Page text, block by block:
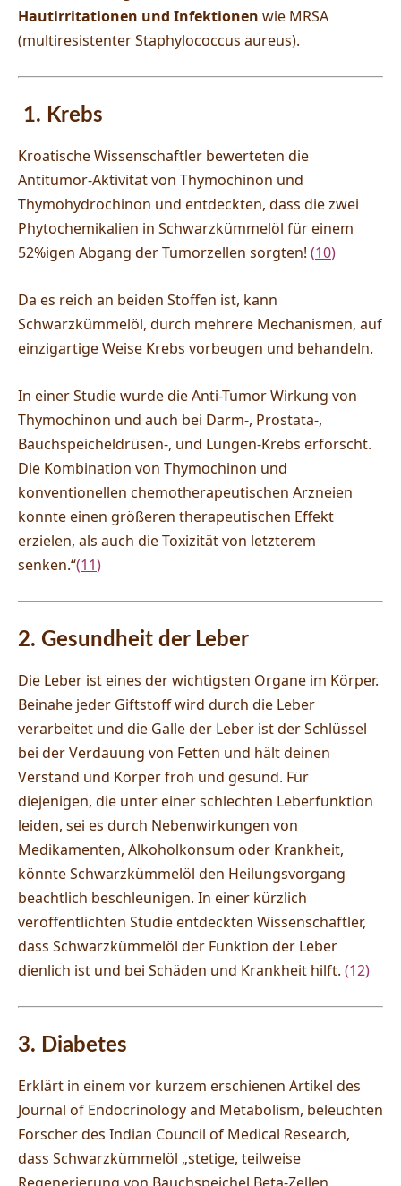
Hautirritationen und Infektionen wie MRSA
(multiresistenter Staphylococcus aureus).
1. Krebs
Kroatische Wissenschaftler bewerteten die
Antitumor-Aktivität von Thymochinon und
Thymohydrochinon und entdeckten, dass die zwei
Phytochemikalien in Schwarzkümmelöl für einem
52%igen Abgang der Tumorzellen sorgten! (10)
Da es reich an beiden Stoffen ist, kann
Schwarzkümmelöl, durch mehrere Mechanismen, auf
einzigartige Weise Krebs vorbeugen und behandeln.
In einer Studie wurde die Anti-Tumor Wirkung von
Thymochinon und auch bei Darm-, Prostata-,
Bauchspeicheldrüsen-, und Lungen-Krebs erforscht.
Die Kombination von Thymochinon und
konventionellen chemotherapeutischen Arzneien
konnte einen größeren therapeutischen Effekt
erzielen, als auch die Toxizität von letzterem
senken.“(11)
2. Gesundheit der Leber
Die Leber ist eines der wichtigsten Organe im Körper.
Beinahe jeder Giftstoff wird durch die Leber
verarbeitet und die Galle der Leber ist der Schlüssel
bei der Verdauung von Fetten und hält deinen
Verstand und Körper froh und gesund. Für
diejenigen, die unter einer schlechten Leberfunktion
leiden, sei es durch Nebenwirkungen von
Medikamenten, Alkoholkonsum oder Krankheit,
könnte Schwarzkümmelöl den Heilungsvorgang
beachtlich beschleunigen. In einer kürzlich
veröffentlichten Studie entdeckten Wissenschaftler,
dass Schwarzkümmelöl der Funktion der Leber
dienlich ist und bei Schäden und Krankheit hilft. (12)
3. Diabetes
Erklärt in einem vor kurzem erschienen Artikel des
Journal of Endocrinology and Metabolism, beleuchten
Forscher des Indian Council of Medical Research,
dass Schwarzkümmelöl „stetige, teilweise